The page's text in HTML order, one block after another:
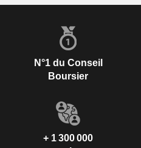
N°1 du Conseil
Boursier
+ 1 300 000